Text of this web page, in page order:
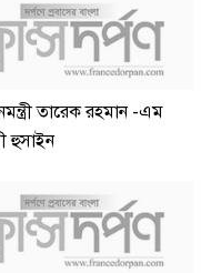
তারেক রহমান -এম
হুসাইন